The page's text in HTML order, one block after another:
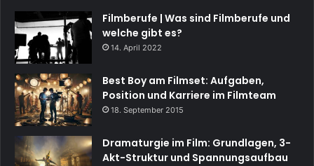
Filmberufe | Was sind Filmberufe und
welche gibt es?
14. April 2022
Best Boy am Filmset: Aufgaben,
Position und Karriere im Filmteam
18. September 2015
Dramaturgie im Film: Grundlagen, 3-
Akt-Struktur und Spannungsaufbau